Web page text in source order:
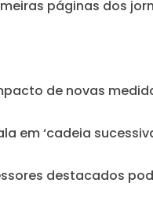
páginas dos
de novas
em ‘cadeia
destacados